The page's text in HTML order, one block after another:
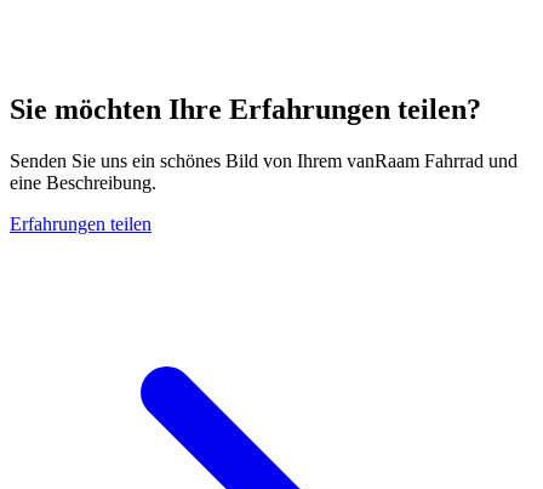
Sie möchten Ihre Erfahrungen teilen?
Senden Sie uns ein schönes Bild von Ihrem vanRaam Fahrrad und
eine Beschreibung.
Erfahrungen teilen